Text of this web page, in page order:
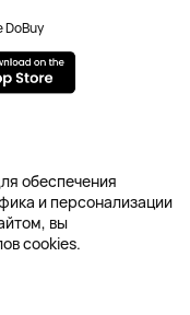
защищены
данных
обеспечения
и персонализации
вы
cookies.